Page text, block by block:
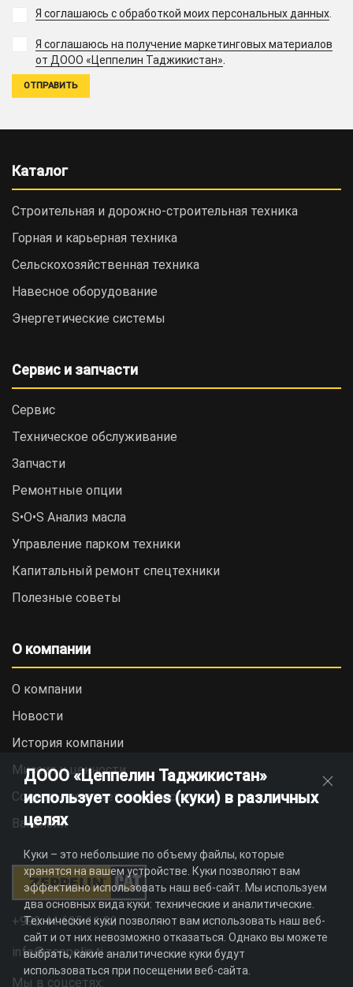
Я соглашаюсь с обработкой моих персональных данных.
Я соглашаюсь на получение маркетинговых материалов
от ДООО «Цеппелин Таджикистан».
Каталог
Строительная и дорожно-cтроительная техника
Горная и карьерная техника
Сельскохозяйственная техника
Навесное оборудование
Энергетические системы
Сервис и запчасти
Сервис
Техническое обслуживание
Запчасти
Ремонтные опции
S•O•S Анализ масла
Управление парком техники
Капитальный ремонт спецтехники
Полезные советы
О компании
О компании
Новости
История компании
Миссия и ценности
Социальная ответственность
Вакансии
+992 44 625 11 22
info@zeppelin.tj
Мы в соцсетях:
ДООО «Цеппелин Таджикистан»
использует cookies (куки) в различных
целях
Куки – это небольшие по объему файлы, которые
хранятся на вашем устройстве. Куки позволяют вам
эффективно использовать наш веб-сайт. Мы используем
два основных вида куки: технические и аналитические.
Технические куки позволяют вам использовать наш веб-
сайт и от них невозможно отказаться. Однако вы можете
выбрать, какие аналитические куки будут
использоваться при посещении веб-сайта.